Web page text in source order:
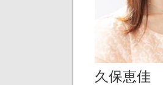
久保恵佳